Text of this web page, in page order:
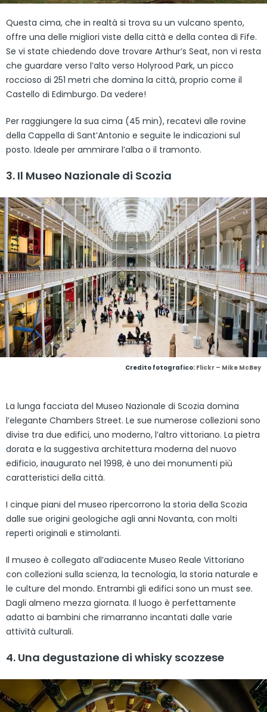
Questa cima, che in realtà si trova su un vulcano spento,
offre una delle migliori viste della città e della contea di Fife.
Se vi state chiedendo dove trovare Arthur’s Seat, non vi resta
che guardare verso l’alto verso Holyrood Park, un picco
roccioso di 251 metri che domina la città, proprio come il
Castello di Edimburgo. Da vedere!
Per raggiungere la sua cima (45 min), recatevi alle rovine
della Cappella di Sant’Antonio e seguite le indicazioni sul
posto. Ideale per ammirare l’alba o il tramonto.
3. Il Museo Nazionale di Scozia
Credito fotografico: Flickr – Mike McBey
La lunga facciata del Museo Nazionale di Scozia domina
l’elegante Chambers Street. Le sue numerose collezioni sono
divise tra due edifici, uno moderno, l’altro vittoriano. La pietra
dorata e la suggestiva architettura moderna del nuovo
edificio, inaugurato nel 1998, è uno dei monumenti più
caratteristici della città.
I cinque piani del museo ripercorrono la storia della Scozia
dalle sue origini geologiche agli anni Novanta, con molti
reperti originali e stimolanti.
Il museo è collegato all’adiacente Museo Reale Vittoriano
con collezioni sulla scienza, la tecnologia, la storia naturale e
le culture del mondo. Entrambi gli edifici sono un must see.
Dagli almeno mezza giornata. Il luogo è perfettamente
adatto ai bambini che rimarranno incantati dalle varie
attività culturali.
4. Una degustazione di whisky scozzese